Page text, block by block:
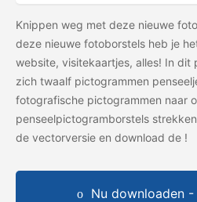
Knippen weg met deze nieuwe
deze nieuwe fotoborstels heb je
website, visitekaartjes, alles! In dit
zich twaalf pictogrammen
fotografische pictogrammen naar
penseelpictogramborstels
de vectorversie en download de !
Nu downloaden